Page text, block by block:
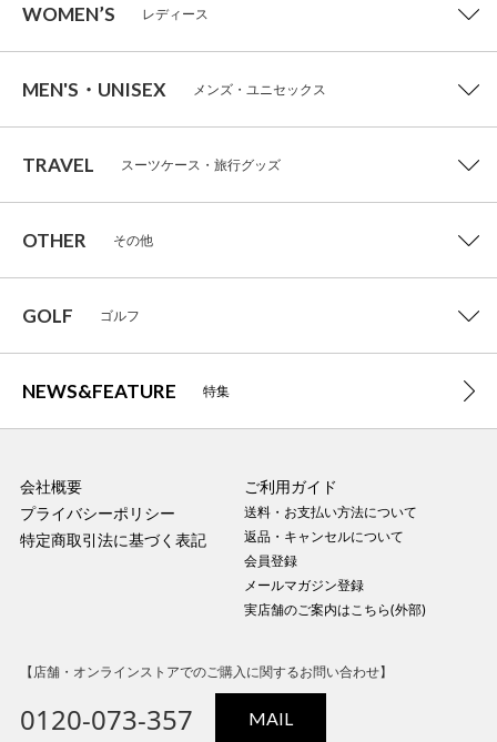
WOMEN’S レディース
MEN'S・UNISEX メンズ・ユニセックス
TRAVEL スーツケース・旅行グッズ
OTHER その他
GOLF ゴルフ
NEWS&FEATURE 特集
会社概要
プライバシーポリシー
特定商取引法に基づく表記
ご利用ガイド
送料・お支払い方法について
返品・キャンセルについて
会員登録
メールマガジン登録
実店舗のご案内はこちら(外部)
【店舗・オンラインストアでのご購入に関するお問い合わせ】
0120-073-357 MAIL